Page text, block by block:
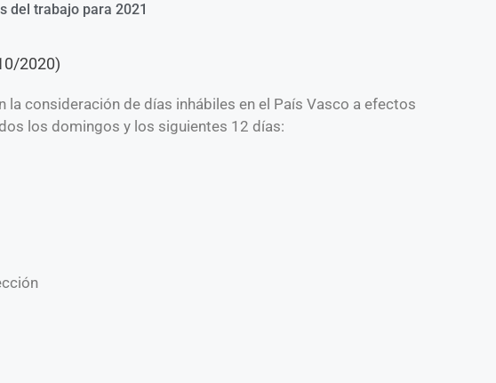
del trabajo para 2021
2020)
la consideración de días inhábiles en el País Vasco a efectos
los domingos y los siguientes 12 días: